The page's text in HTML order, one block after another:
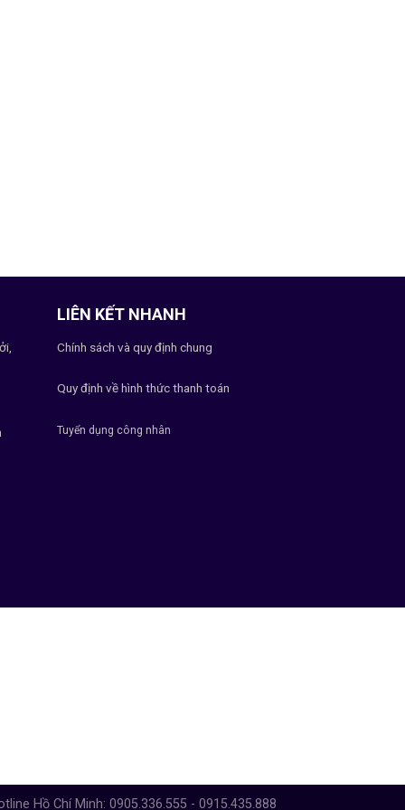
LIÊN KẾT NHANH
Chính sách và quy định chung
Quy định về hình thức thanh toán
Tuyển dụng công nhân
Hồ Chí Minh: 0905.336.555 - 0915.435.888